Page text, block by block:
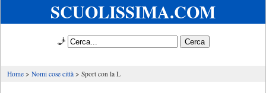
SCUOLISSIMA.COM
🧞
Home Nomi cose città Sport con la L